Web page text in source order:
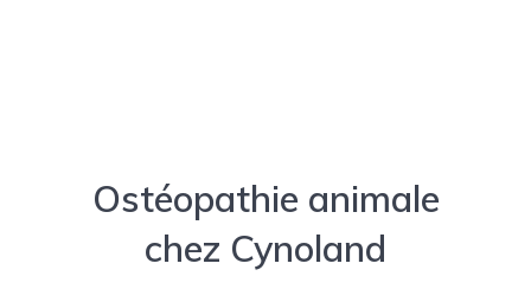
Ostéopathie animale
chez Cynoland